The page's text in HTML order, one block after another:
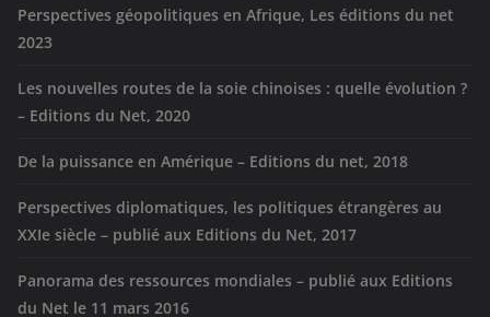
Perspectives géopolitiques en Afrique, Les éditions du net
2023
Les nouvelles routes de la soie chinoises : quelle évolution ?
– Editions du Net, 2020
De la puissance en Amérique – Editions du net, 2018
Perspectives diplomatiques, les politiques étrangères au
XXIe siècle – publié aux Editions du Net, 2017
Panorama des ressources mondiales – publié aux Editions
du Net le 11 mars 2016